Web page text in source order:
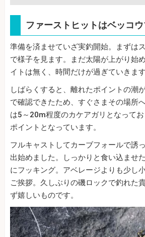
ファーストヒットはベッコウ
準備を済ませていざ実釣開始。まずは
で様子を見ます。まだ太陽が上がり始
イトは無く、時間だけが過ぎていきます
しばらくすると、離れたポイントの潮
で確認できたため、すぐさまその場所
は5～20m程度のカケアガリとなって
ポイントとなっています。
フルキャストしてカーブフォールで誘
出始めました。しっかりと食い込ませ
にフッキング。アベレージよりも少し
ご挨拶。久しぶりの磯ロックで釣れた
ず嬉しいものです。